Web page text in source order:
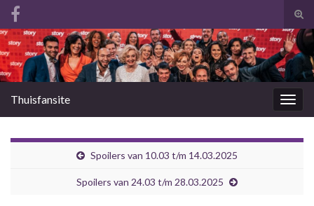
Search for:
Thuisfansite
Spoilers van 10.03 t/m 14.03.2025
Spoilers van 24.03 t/m 28.03.2025